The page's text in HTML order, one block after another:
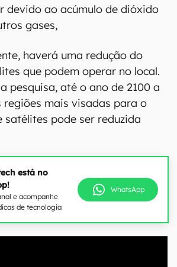
devido ao acúmulo de dióxido
gases,
haverá uma redução do
que podem operar no local.
pesquisa, até o ano de 2100 a
regiões mais visadas para o
satélites pode ser reduzida
está no
e acompanhe
de tecnologia
WhatsApp